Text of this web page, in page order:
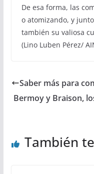
De esa forma, las
o atomizando, y
también su valiosa
(Lino Luben Pérez/
Saber más para
Bermoy y Braison,
También